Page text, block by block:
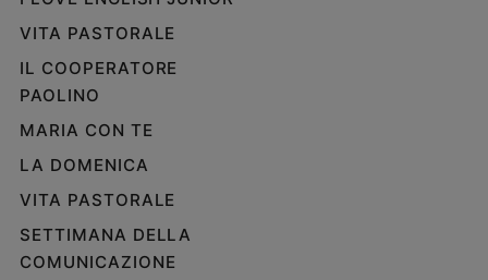
VITA PASTORALE
IL COOPERATORE
PAOLINO
MARIA CON TE
LA DOMENICA
VITA PASTORALE
SETTIMANA DELLA
COMUNICAZIONE